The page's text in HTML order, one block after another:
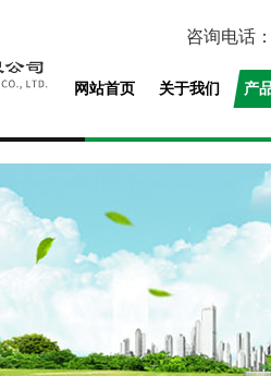
咨询电话：
网站首页 关于我们 产